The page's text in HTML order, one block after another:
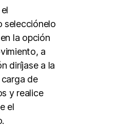
selecciónelo
la opción
a
diríjase a la
de
y realice
el